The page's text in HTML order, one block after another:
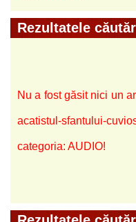
Rezultatele
Nu a fost găsit nici un
acatistul-sfantului-
categoria: AUDIO!